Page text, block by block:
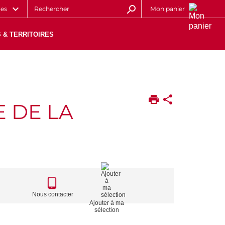
Mon panier
& TERRITOIRES
DE LA
CALL
TO
ACTIONS
Nous contacter
Ajouter à ma
sélection